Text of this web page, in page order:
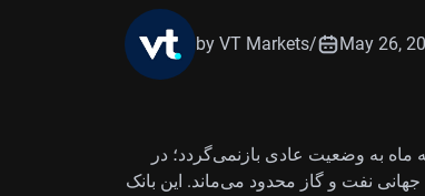
by VT Markets/ May 26,
ماه به وضعیت عادی بازنمی‌گردد؛ در
نفت و گاز محدود می‌ماند. این بانک